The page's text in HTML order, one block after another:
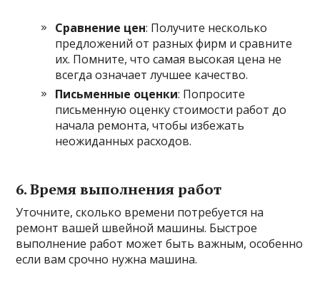
Сравнение цен: Получите несколько
предложений от разных фирм и сравните
их. Помните, что самая высокая цена не
всегда означает лучшее качество.
Письменные оценки: Попросите
письменную оценку стоимости работ до
начала ремонта, чтобы избежать
неожиданных расходов.
6. Время выполнения работ
Уточните, сколько времени потребуется на
ремонт вашей швейной машины. Быстрое
выполнение работ может быть важным, особенно
если вам срочно нужна машина.